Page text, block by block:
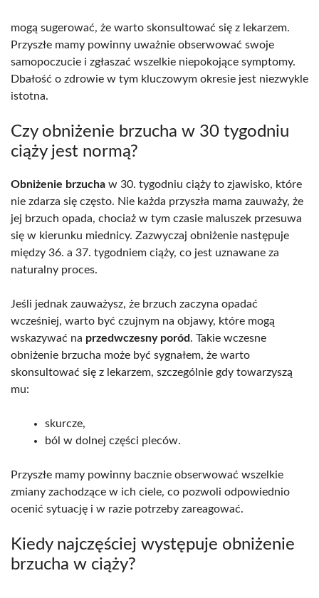
mogą sugerować, że warto skonsultować się z lekarzem.
Przyszłe mamy powinny uważnie obserwować swoje
samopoczucie i zgłaszać wszelkie niepokojące symptomy.
Dbałość o zdrowie w tym kluczowym okresie jest niezwykle
istotna.
Czy obniżenie brzucha w 30 tygodniu
ciąży jest normą?
Obniżenie brzucha w 30. tygodniu ciąży to zjawisko, które
nie zdarza się często. Nie każda przyszła mama zauważy, że
jej brzuch opada, chociaż w tym czasie maluszek przesuwa
się w kierunku miednicy. Zazwyczaj obniżenie następuje
między 36. a 37. tygodniem ciąży, co jest uznawane za
naturalny proces.
Jeśli jednak zauważysz, że brzuch zaczyna opadać
wcześniej, warto być czujnym na objawy, które mogą
wskazywać na przedwczesny poród. Takie wczesne
obniżenie brzucha może być sygnałem, że warto
skonsultować się z lekarzem, szczególnie gdy towarzyszą
mu:
skurcze,
ból w dolnej części pleców.
Przyszłe mamy powinny bacznie obserwować wszelkie
zmiany zachodzące w ich ciele, co pozwoli odpowiednio
ocenić sytuację i w razie potrzeby zareagować.
Kiedy najczęściej występuje obniżenie
brzucha w ciąży?